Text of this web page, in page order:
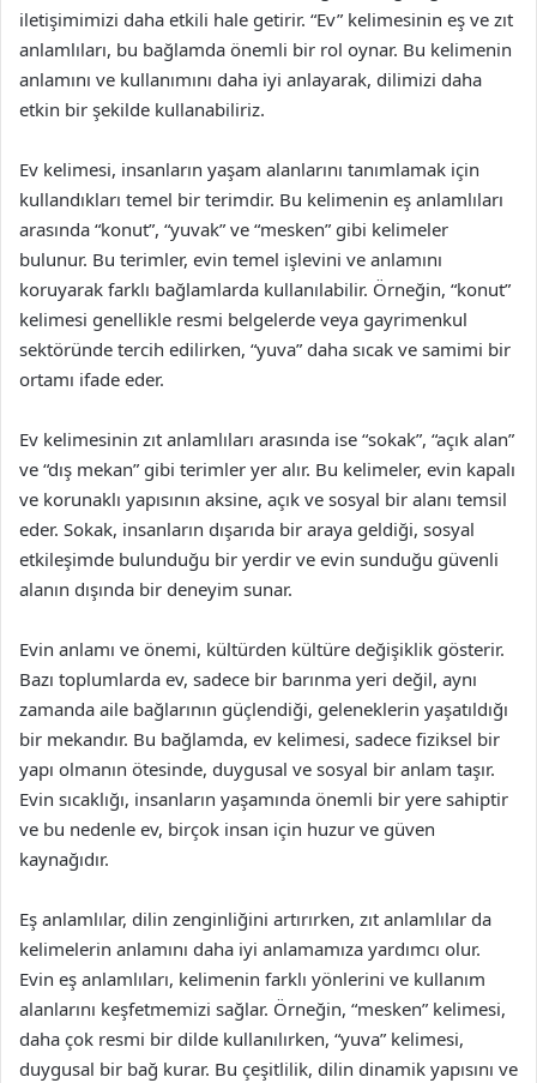
iletişimimizi daha etkili hale getirir. “Ev” kelimesinin eş ve zıt
anlamlıları, bu bağlamda önemli bir rol oynar. Bu kelimenin
anlamını ve kullanımını daha iyi anlayarak, dilimizi daha
etkin bir şekilde kullanabiliriz.
Ev kelimesi, insanların yaşam alanlarını tanımlamak için
kullandıkları temel bir terimdir. Bu kelimenin eş anlamlıları
arasında “konut”, “yuvak” ve “mesken” gibi kelimeler
bulunur. Bu terimler, evin temel işlevini ve anlamını
koruyarak farklı bağlamlarda kullanılabilir. Örneğin, “konut”
kelimesi genellikle resmi belgelerde veya gayrimenkul
sektöründe tercih edilirken, “yuva” daha sıcak ve samimi bir
ortamı ifade eder.
Ev kelimesinin zıt anlamlıları arasında ise “sokak”, “açık alan”
ve “dış mekan” gibi terimler yer alır. Bu kelimeler, evin kapalı
ve korunaklı yapısının aksine, açık ve sosyal bir alanı temsil
eder. Sokak, insanların dışarıda bir araya geldiği, sosyal
etkileşimde bulunduğu bir yerdir ve evin sunduğu güvenli
alanın dışında bir deneyim sunar.
Evin anlamı ve önemi, kültürden kültüre değişiklik gösterir.
Bazı toplumlarda ev, sadece bir barınma yeri değil, aynı
zamanda aile bağlarının güçlendiği, geleneklerin yaşatıldığı
bir mekandır. Bu bağlamda, ev kelimesi, sadece fiziksel bir
yapı olmanın ötesinde, duygusal ve sosyal bir anlam taşır.
Evin sıcaklığı, insanların yaşamında önemli bir yere sahiptir
ve bu nedenle ev, birçok insan için huzur ve güven
kaynağıdır.
Eş anlamlılar, dilin zenginliğini artırırken, zıt anlamlılar da
kelimelerin anlamını daha iyi anlamamıza yardımcı olur.
Evin eş anlamlıları, kelimenin farklı yönlerini ve kullanım
alanlarını keşfetmemizi sağlar. Örneğin, “mesken” kelimesi,
daha çok resmi bir dilde kullanılırken, “yuva” kelimesi,
duygusal bir bağ kurar. Bu çeşitlilik, dilin dinamik yapısını ve